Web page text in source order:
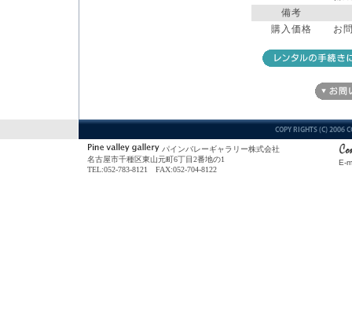
備考
購入価格
お
パインバレーギャラリー株式会社
名古屋市千種区東山元町6丁目2番地の1
TEL:052-783-8121 FAX:052-704-8122
E-